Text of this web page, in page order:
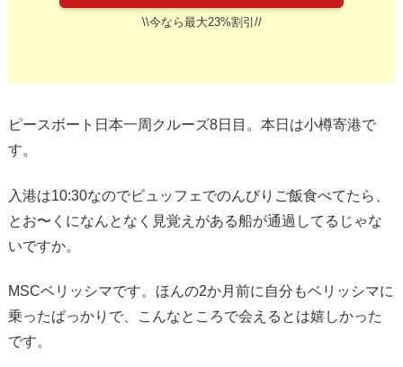
\\今なら最大23%割引//
ピースボート日本一周クルーズ8日目。本日は小樽寄港で
す。
入港は10:30なのでビュッフェでのんびりご飯食べてたら、
とお〜くになんとなく見覚えがある船が通過してるじゃな
いですか。
MSCベリッシマです。ほんの2か月前に自分もベリッシマに
乗ったばっかりで、こんなところで会えるとは嬉しかった
です。